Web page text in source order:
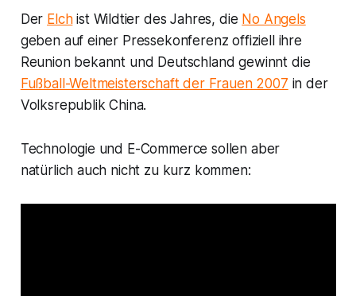
Der Elchist Wildtier des Jahres, die No Angels
geben auf einer Pressekonferenz offiziell ihre
Reunion bekannt und Deutschland gewinnt die
Fußball-Weltmeisterschaft der Frauen 2007 in der
Volksrepublik China.
Technologie und E-Commerce sollen aber
natürlich auch nicht zu kurz kommen: